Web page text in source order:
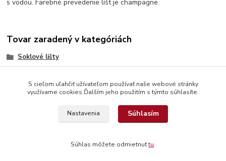
s vodou. Farebné prevedenie líšt je champagne.
Tovar zaradený v kategóriách
Soklové lišty
© Copyright 2026 www.interdekor.sk, všetky práva vyhradené
S cieľom uľahčiť užívateľom používať naše webové stránky
využívame cookies.Ďalším jeho použitím s týmto súhlasíte.
Nastavenia Súhlasím
Súhlas môžete odmietnuťtu.